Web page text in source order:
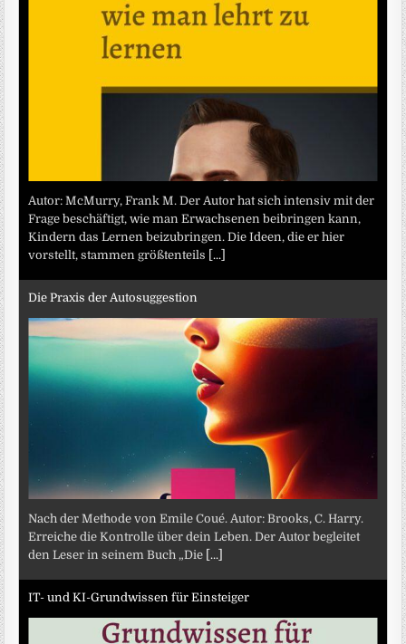
Autor: McMurry, Frank M. Der Autor hat sich intensiv mit der
Frage beschäftigt, wie man Erwachsenen beibringen kann,
Kindern das Lernen beizubringen. Die Ideen, die er hier
vorstellt, stammen größtenteils [...]
Die Praxis der Autosuggestion
Nach der Methode von Emile Coué. Autor: Brooks, C. Harry.
Erreiche die Kontrolle über dein Leben. Der Autor begleitet
den Leser in seinem Buch „Die [...]
IT- und KI-Grundwissen für Einsteiger